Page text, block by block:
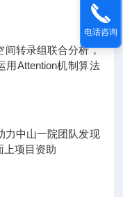
间转录组联合分析，
用Attention机制算法
力中山一院团队发现
上项目资助
电话咨询